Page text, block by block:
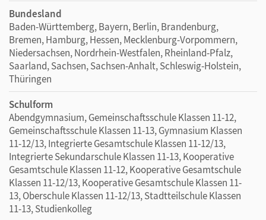
Bundesland
Baden-Württemberg, Bayern, Berlin, Brandenburg,
Bremen, Hamburg, Hessen, Mecklenburg-Vorpommern,
Niedersachsen, Nordrhein-Westfalen, Rheinland-Pfalz,
Saarland, Sachsen, Sachsen-Anhalt, Schleswig-Holstein,
Thüringen
Schulform
Abendgymnasium, Gemeinschaftsschule Klassen 11-12,
Gemeinschaftsschule Klassen 11-13, Gymnasium Klassen
11-12/13, Integrierte Gesamtschule Klassen 11-12/13,
Integrierte Sekundarschule Klassen 11-13, Kooperative
Gesamtschule Klassen 11-12, Kooperative Gesamtschule
Klassen 11-12/13, Kooperative Gesamtschule Klassen 11-
13, Oberschule Klassen 11-12/13, Stadtteilschule Klassen
11-13, Studienkolleg